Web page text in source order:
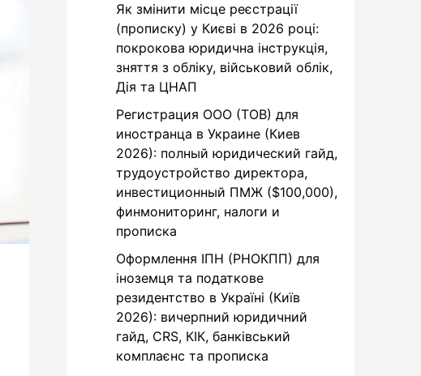
Як змінити місце реєстрації
(прописку) у Києві в 2026 році:
покрокова юридична інструкція,
зняття з обліку, військовий облік,
Дія та ЦНАП
Регистрация ООО (ТОВ) для
иностранца в Украине (Киев
2026): полный юридический гайд,
трудоустройство директора,
инвестиционный ПМЖ ($100,000),
финмониторинг, налоги и
прописка
Оформлення ІПН (РНОКПП) для
іноземця та податкове
резидентство в Україні (Київ
2026): вичерпний юридичний
гайд, CRS, КІК, банківський
комплаєнс та прописка